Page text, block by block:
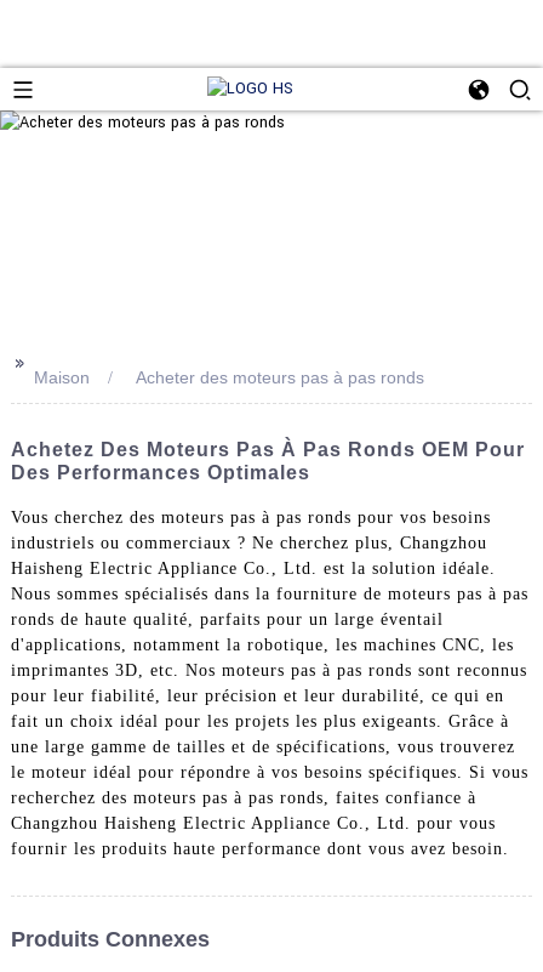
>>
Maison Acheter des moteurs pas à pas ronds
Achetez Des Moteurs Pas À Pas Ronds OEM Pour
Des Performances Optimales
Vous cherchez des moteurs pas à pas ronds pour vos besoins
industriels ou commerciaux ? Ne cherchez plus, Changzhou
Haisheng Electric Appliance Co., Ltd. est la solution idéale.
Nous sommes spécialisés dans la fourniture de moteurs pas à pas
ronds de haute qualité, parfaits pour un large éventail
d'applications, notamment la robotique, les machines CNC, les
imprimantes 3D, etc. Nos moteurs pas à pas ronds sont reconnus
pour leur fiabilité, leur précision et leur durabilité, ce qui en
fait un choix idéal pour les projets les plus exigeants. Grâce à
une large gamme de tailles et de spécifications, vous trouverez
le moteur idéal pour répondre à vos besoins spécifiques. Si vous
recherchez des moteurs pas à pas ronds, faites confiance à
Changzhou Haisheng Electric Appliance Co., Ltd. pour vous
fournir les produits haute performance dont vous avez besoin.
Produits Connexes